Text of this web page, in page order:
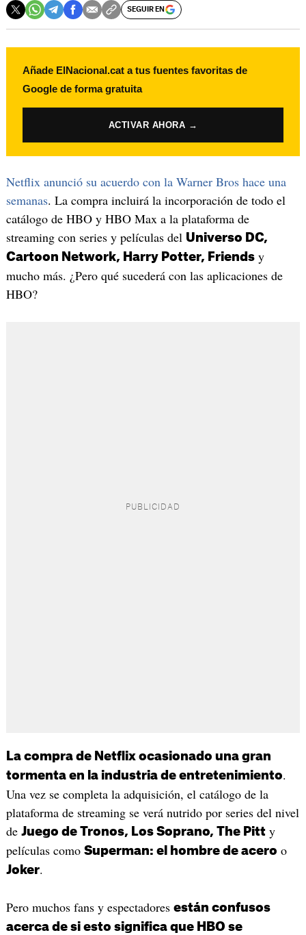
SEGUIR EN
Añade ElNacional.cat a tus fuentes favoritas de
Google de forma gratuita
ACTIVAR AHORA →
Netflix anunció su acuerdo con la Warner Bros hace una
semanas. La compra incluirá la incorporación de todo el
catálogo de HBO y HBO Max a la plataforma de
streaming con series y películas del Universo DC,
Cartoon Network, Harry Potter, Friendsy
mucho más. ¿Pero qué sucederá con las aplicaciones de
HBO?
La compra de Netflix ocasionado una gran
tormenta en la industria de entretenimiento.
Una vez se completa la adquisición, el catálogo de la
plataforma de streaming se verá nutrido por series del nivel
de Juego de Tronos, Los Soprano, The Pitty
películas como Superman: el hombre de acero o
Joker.
Pero muchos fans y espectadores están confusos
acerca de si esto significa que HBO se